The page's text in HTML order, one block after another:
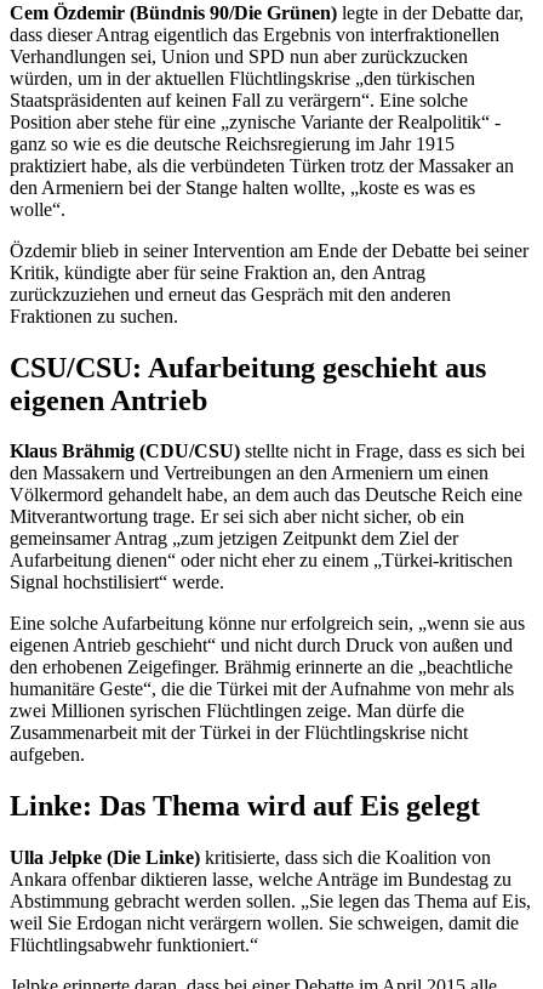
Cem Özdemir (Bündnis 90/Die Grünen) legte in der Debatte dar,
dass dieser Antrag eigentlich das Ergebnis von interfraktionellen
Verhandlungen sei, Union und SPD nun aber zurückzucken
würden, um in der aktuellen Flüchtlingskrise „den türkischen
Staatspräsidenten auf keinen Fall zu verärgern“. Eine solche
Position aber stehe für eine „zynische Variante der Realpolitik“ -
ganz so wie es die deutsche Reichsregierung im Jahr 1915
praktiziert habe, als die verbündeten Türken trotz der Massaker an
den Armeniern bei der Stange halten wollte, „koste es was es
wolle“.
Özdemir blieb in seiner Intervention am Ende der Debatte bei seiner
Kritik, kündigte aber für seine Fraktion an, den Antrag
zurückzuziehen und erneut das Gespräch mit den anderen
Fraktionen zu suchen.
CSU/CSU: Aufarbeitung geschieht aus
eigenen Antrieb
Klaus Brähmig (CDU/CSU) stellte nicht in Frage, dass es sich bei
den Massakern und Vertreibungen an den Armeniern um einen
Völkermord gehandelt habe, an dem auch das Deutsche Reich eine
Mitverantwortung trage. Er sei sich aber nicht sicher, ob ein
gemeinsamer Antrag „zum jetzigen Zeitpunkt dem Ziel der
Aufarbeitung dienen“ oder nicht eher zu einem „Türkei-kritischen
Signal hochstilisiert“ werde.
Eine solche Aufarbeitung könne nur erfolgreich sein, „wenn sie aus
eigenen Antrieb geschieht“ und nicht durch Druck von außen und
den erhobenen Zeigefinger. Brähmig erinnerte an die „beachtliche
humanitäre Geste“, die die Türkei mit der Aufnahme von mehr als
zwei Millionen syrischen Flüchtlingen zeige. Man dürfe die
Zusammenarbeit mit der Türkei in der Flüchtlingskrise nicht
aufgeben.
Linke: Das Thema wird auf Eis gelegt
Ulla Jelpke (Die Linke) kritisierte, dass sich die Koalition von
Ankara offenbar diktieren lasse, welche Anträge im Bundestag zu
Abstimmung gebracht werden sollen. „Sie legen das Thema auf Eis,
weil Sie Erdogan nicht verärgern wollen. Sie schweigen, damit die
Flüchtlingsabwehr funktioniert.“